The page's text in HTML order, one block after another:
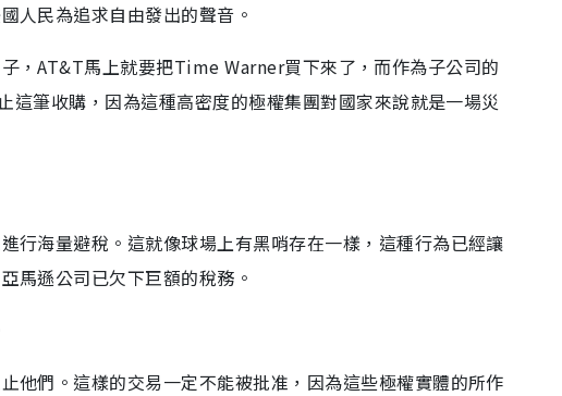
人民為追求自由發出的聲音。
，AT&T馬上就要把Time Warner買下來了，而作為子公司的
筆收購，因為這種高密度的極權集團對國家來說就是一場災
行海量避稅。這就像球場上有黑哨存在一樣，這種行為已經讓
馬遜公司已欠下巨額的稅務。
他們。這樣的交易一定不能被批准，因為這些極權實體的所作